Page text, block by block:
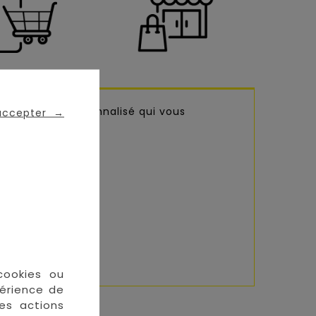
→
ou
de
actions
un bijou personnalisé qui vous